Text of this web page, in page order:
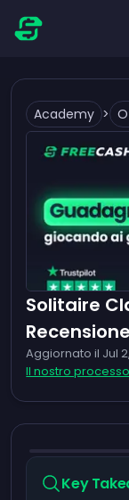
Academy >
Solitaire
Aggiornato il Jul
Il nostro
Key